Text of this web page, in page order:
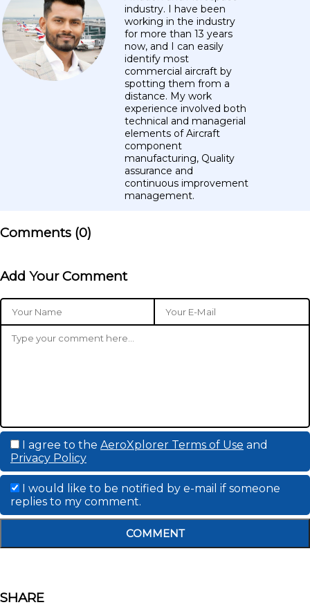
industry. I have been
working in the industry
for more than 13 years
now, and I can easily
identify most
commercial aircraft by
spotting them from a
distance. My work
experience involved both
technical and managerial
elements of Aircraft
component
manufacturing, Quality
assurance and
continuous improvement
management.
Comments (0)
Add Your Comment
I agree to the AeroXplorer Terms of Use and
Privacy Policy
I would like to be notified by e-mail if someone
replies to my comment.
COMMENT
SHARE